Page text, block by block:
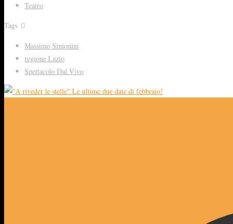
Teatro
Tags
Massimo Simonini
regione Lazio
Spettacolo Dal Vivo